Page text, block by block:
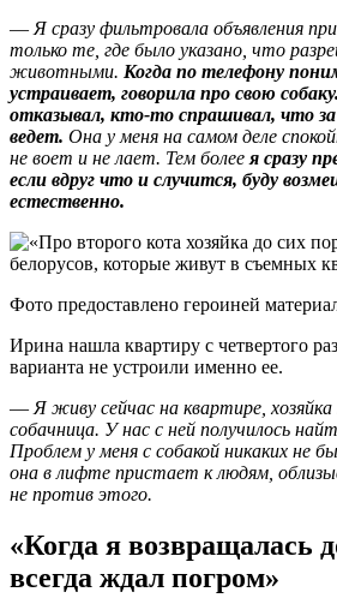
— Я сразу фильтровала объявления
только те, где было указано, что
животными. Когда по телефону
устраивает, говорила про свою собаку.
отказывал, кто-то спрашивал, что за
ведет. Она у меня на самом деле
не воет и не лает. Тем более я сразу
если вдруг что и случится, буду
естественно.
Фото предоставлено героиней
Ирина нашла квартиру с четвертого
варианта не устроили именно ее.
— Я живу сейчас на квартире,
собачница. У нас с ней получилось
Проблем у меня с собакой никаких не
она в лифте пристает к людям,
не против этого.
«Когда я возвращалась
всегда ждал погром»